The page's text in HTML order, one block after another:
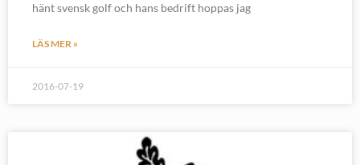
hänt svensk golf och hans bedrift hoppas jag
LÄS MER »
2016-07-19